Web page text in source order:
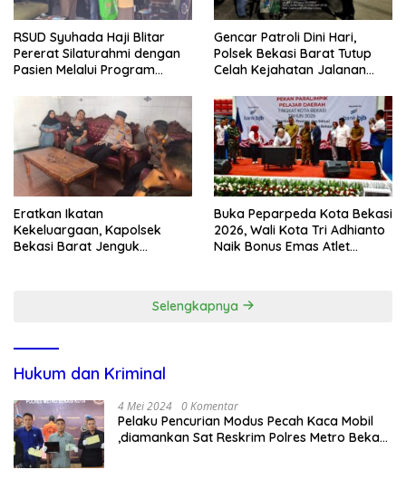
RSUD Syuhada Haji Blitar
Pererat Silaturahmi dengan
Pasien Melalui Program
Gencar Patroli Dini Hari,
Polsek Bekasi Barat Tutup
Celah Kejahatan Jalanan
Eratkan Ikatan
Kekeluargaan, Kapolsek
Bekasi Barat Jenguk
Buka Peparpeda Kota Bekasi
2026, Wali Kota Tri Adhianto
Naik Bonus Emas Atlet
Selengkapnya
Hukum dan Kriminal
4 Mei 2024 0 Komentar
Pelaku Pencurian Modus Pecah Kaca Mobil
,diamankan Sat Reskrim Polres Metro Bekasi